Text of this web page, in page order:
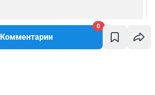
Комментарии
0